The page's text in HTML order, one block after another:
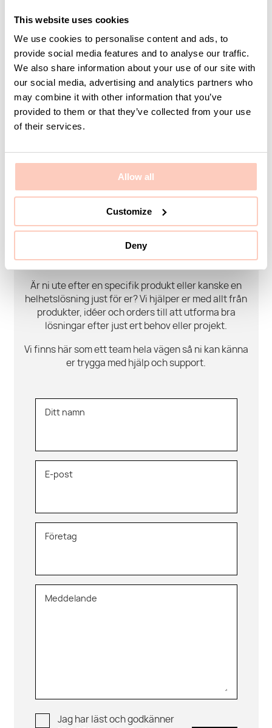
This website uses cookies
We use cookies to personalise content and ads, to
provide social media features and to analyse our traffic.
We also share information about your use of our site with
our social media, advertising and analytics partners who
may combine it with other information that you’ve
provided to them or that they’ve collected from your use
of their services.
Allow all
Customize
Deny
Bord Straw 800x800
Svart laminat
Artikelnummer 13631-
909-196
Logga in för pris
Kontakta KUMI
Är ni ute efter en specifik produkt eller kanske en
helhetslösning just för er? Vi hjälper er med allt från
produkter, idéer och orders till att utforma bra
lösningar efter just ert behov eller projekt.
Vi finns här som ett team hela vägen så ni kan känna
er trygga med hjälp och support.
Ditt namn
E-post
Företag
Meddelande
Jag har läst och godkänner